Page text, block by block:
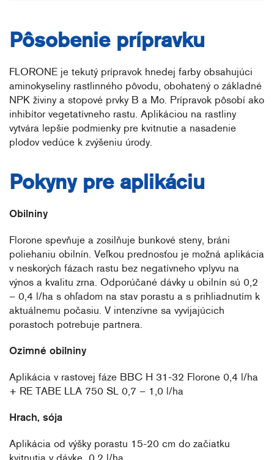
Pôsobenie prípravku
FLORONE je tekutý prípravok hnedej farby obsahujúci
aminokyseliny rastlinného pôvodu, obohatený o základné
NPK živiny a stopové prvky B a Mo. Prípravok pôsobí ako
inhibítor vegetatívneho rastu. Aplikáciou na rastliny
vytvára lepšie podmienky pre kvitnutie a nasadenie
plodov vedúce k zvýšeniu úrody.
Pokyny pre aplikáciu
Obilniny
Florone spevňuje a zosilňuje bunkové steny, bráni
poliehaniu obilnín. Veľkou prednosťou je možná aplikácia
v neskorých fázach rastu bez negatívneho vplyvu na
výnos a kvalitu zrna. Odporúčané dávky u obilnín sú 0,2
– 0,4 l/ha s ohľadom na stav porastu a s prihliadnutím k
aktuálnemu počasiu. V intenzívne sa vyvíjajúcich
porastoch potrebuje partnera.
Ozimné obilniny
Aplikácia v rastovej fáze BBC H 31-32 Florone 0,4 l/ha
+ RE TABE LLA 750 SL 0,7 – 1,0 l/ha
Hrach, sója
Aplikácia od výšky porastu 15-20 cm do začiatku